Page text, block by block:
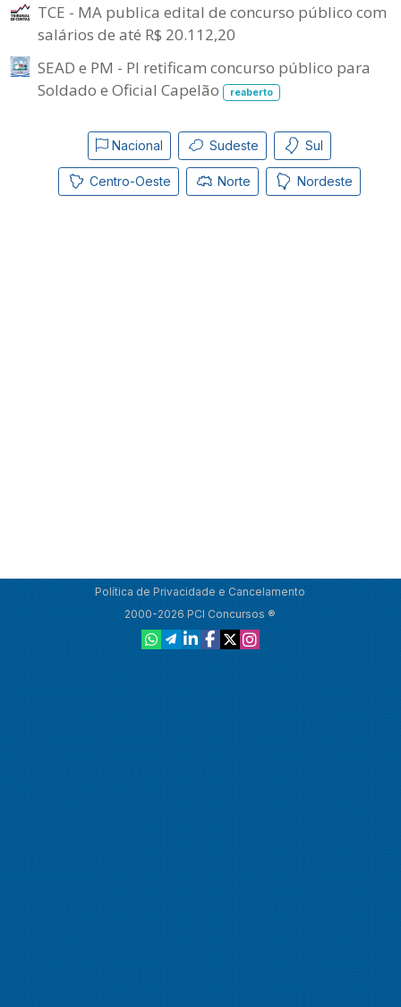
TCE - MA publica edital de concurso público com
salários de até R$ 20.112,20
SEAD e PM - PI retificam concurso público para
Soldado e Oficial Capelão
reaberto
Nacional Sudeste Sul
Centro-Oeste Norte Nordeste
Política de Privacidade e Cancelamento
2000-2026 PCI Concursos ®